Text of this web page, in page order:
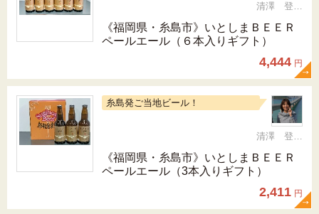
清澤 登希子
《福岡県・糸島市》いとしまＢＥＥＲ
ペールエール（６本入りギフト）
4,444 円
糸島発ご当地ビール！
清澤 登希子
《福岡県・糸島市》いとしまＢＥＥＲ
ペールエール（3本入りギフト）
2,411 円